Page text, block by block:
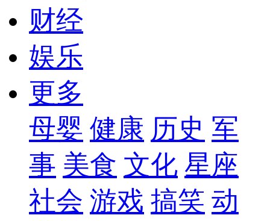
财经
娱乐
更多
母婴 健康 历史 军
事 美食 文化 星座
社会 游戏 搞笑 动